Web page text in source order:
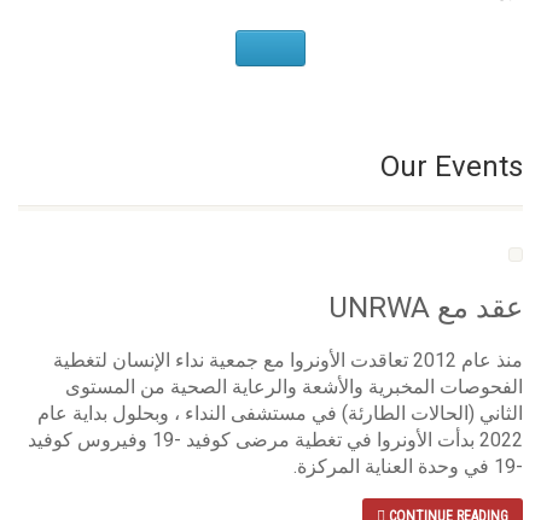
Our Events
عقد مع UNRWA
منذ عام 2012 تعاقدت الأونروا مع جمعية نداء الإنسان لتغطية
الفحوصات المخبرية والأشعة والرعاية الصحية من المستوى
الثاني (الحالات الطارئة) في مستشفى النداء ، وبحلول بداية عام
2022 بدأت الأونروا في تغطية مرضى كوفيد -19 وفيروس كوفيد
-19 في وحدة العناية المركزة.
CONTINUE READING